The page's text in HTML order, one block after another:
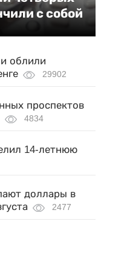
с собой
облили
29902
проспектов
4834
14-летнюю
доллары в
2477